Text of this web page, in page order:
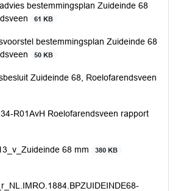
bestemmingsplan Zuideinde 68
61 KB
bestemmingsplan Zuideinde 68
50 KB
Zuideinde 68, Roelofarendsveen
R01AvH Roelofarendsveen rapport
68 mm 380 KB